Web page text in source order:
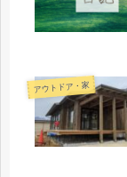
アウトドア・家